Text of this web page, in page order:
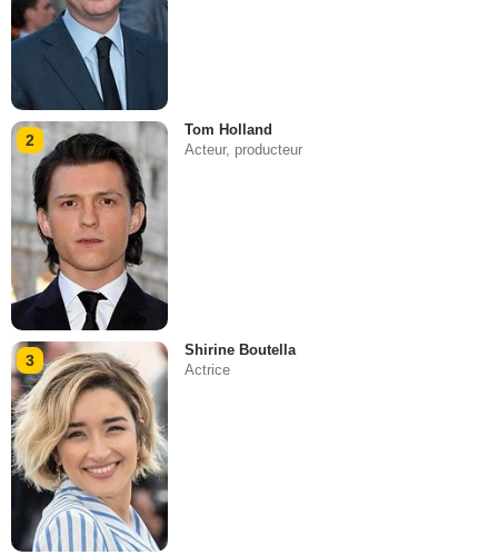
2
Tom Holland
Acteur, producteur
3
Shirine Boutella
Actrice